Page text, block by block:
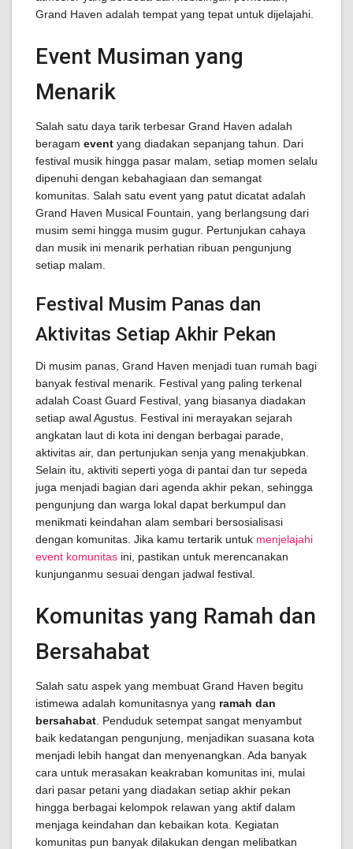
Grand Haven adalah tempat yang tepat untuk dijelajahi.
Event Musiman yang
Menarik
Salah satu daya tarik terbesar Grand Haven adalah
beragam event yang diadakan sepanjang tahun. Dari
festival musik hingga pasar malam, setiap momen selalu
dipenuhi dengan kebahagiaan dan semangat
komunitas. Salah satu event yang patut dicatat adalah
Grand Haven Musical Fountain, yang berlangsung dari
musim semi hingga musim gugur. Pertunjukan cahaya
dan musik ini menarik perhatian ribuan pengunjung
setiap malam.
Festival Musim Panas dan
Aktivitas Setiap Akhir Pekan
Di musim panas, Grand Haven menjadi tuan rumah bagi
banyak festival menarik. Festival yang paling terkenal
adalah Coast Guard Festival, yang biasanya diadakan
setiap awal Agustus. Festival ini merayakan sejarah
angkatan laut di kota ini dengan berbagai parade,
aktivitas air, dan pertunjukan senja yang menakjubkan.
Selain itu, aktiviti seperti yoga di pantai dan tur sepeda
juga menjadi bagian dari agenda akhir pekan, sehingga
pengunjung dan warga lokal dapat berkumpul dan
menikmati keindahan alam sembari bersosialisasi
dengan komunitas. Jika kamu tertarik untuk menjelajahi
event komunitas ini, pastikan untuk merencanakan
kunjunganmu sesuai dengan jadwal festival.
Komunitas yang Ramah dan
Bersahabat
Salah satu aspek yang membuat Grand Haven begitu
istimewa adalah komunitasnya yang ramah dan
bersahabat . Penduduk setempat sangat menyambut
baik kedatangan pengunjung, menjadikan suasana kota
menjadi lebih hangat dan menyenangkan. Ada banyak
cara untuk merasakan keakraban komunitas ini, mulai
dari pasar petani yang diadakan setiap akhir pekan
hingga berbagai kelompok relawan yang aktif dalam
menjaga keindahan dan kebaikan kota. Kegiatan
komunitas pun banyak dilakukan dengan melibatkan